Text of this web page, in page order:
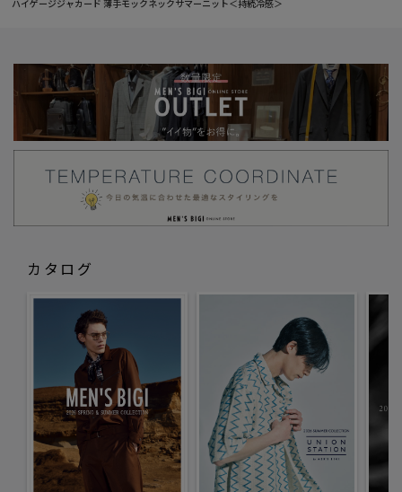
ハイゲージジャカード 薄手モックネックサマーニット＜持続冷感＞
カタログ